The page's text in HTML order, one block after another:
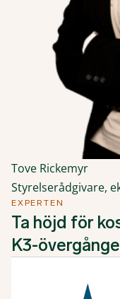
Tove Rickemyr
Styrelserådgivare,
EXPERTEN
Ta höjd för
K3-